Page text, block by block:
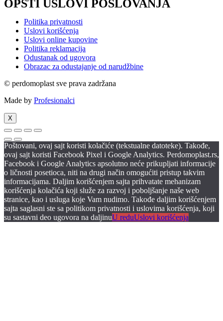
OPŠTI USLOVI POSLOVANJA
Politika privatnosti
Uslovi korišćenja
Uslovi online kupovine
Politika reklamacija
Odustanak od ugovora
Obrazac za odustajanje od narudžbine
© perdomoplast sve prava zadržana
Made by Profesionalci
X
Poštovani, ovaj sajt koristi kolačiće (tekstualne datoteke). Takođe,
ovaj sajt koristi Facebook Pixel i Google Analytics. Perdomoplast.rs,
Facebook i Google Analytics apsolutno neće prikupljati informacije
o ličnosti posetioca, niti na drugi način omogućiti pristup takvim
informacijama. Daljim korišćenjem sajta prihvatate mehanizam
korišćenja kolačića koji služe za razvoj i poboljšanje naše web
stranice, kao i usluga koje Vam nudimo. Takođe daljim korišćenjem
sajta saglasni ste sa politikom privatnosti i uslovima korišćenja, koji
su sastavni deo ugovora na daljinuU reduUslovi korišćenja